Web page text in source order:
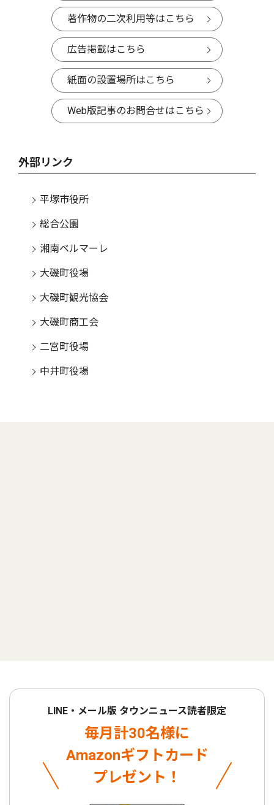
著作物の二次利用等はこちら
広告掲載はこちら
紙面の設置場所はこちら
Web版記事のお問合せはこちら
外部リンク
平塚市役所
総合公園
湘南ベルマーレ
大磯町役場
大磯町観光協会
大磯町商工会
二宮町役場
中井町役場
LINE・メール版 タウンニュース読者限定
毎月計30名様に
Amazonギフトカード
プレゼント！